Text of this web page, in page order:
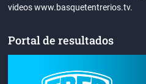
videos www.basquetentrerios.tv.
Portal de resultados